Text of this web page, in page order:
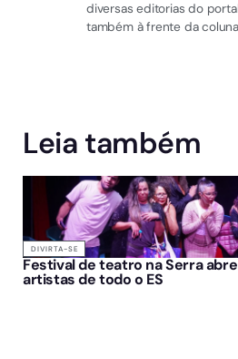
diversas editorias do
também à frente da
Leia também
DIVIRTA-SE
Festival de teatro na Serra
artistas de todo o ES